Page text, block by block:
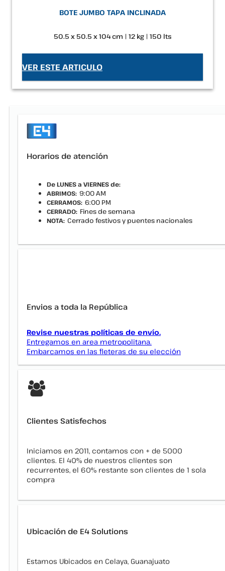
BOTE JUMBO TAPA INCLINADA
50.5 x 50.5 x 104 cm | 12 kg | 150 lts
VER ESTE ARTICULO
Horarios de atención
De LUNES a VIERNES de:
ABRIMOS: 9:00 AM
CERRAMOS: 6:00 PM
CERRADO: Fines de semana
NOTA: Cerrado festivos y puentes nacionales
Envios a toda la República
Revise nuestras políticas de envío.
Entregamos en area metropolitana.
Embarcamos en las fleteras de su elección
Clientes Satisfechos
Iniciamos en 2011, contamos con + de 5000
clientes. El 40% de nuestros clientes son
recurrentes, el 60% restante son clientes de 1 sola
compra
Ubicación de E4 Solutions
Estamos Ubicados en Celaya, Guanajuato